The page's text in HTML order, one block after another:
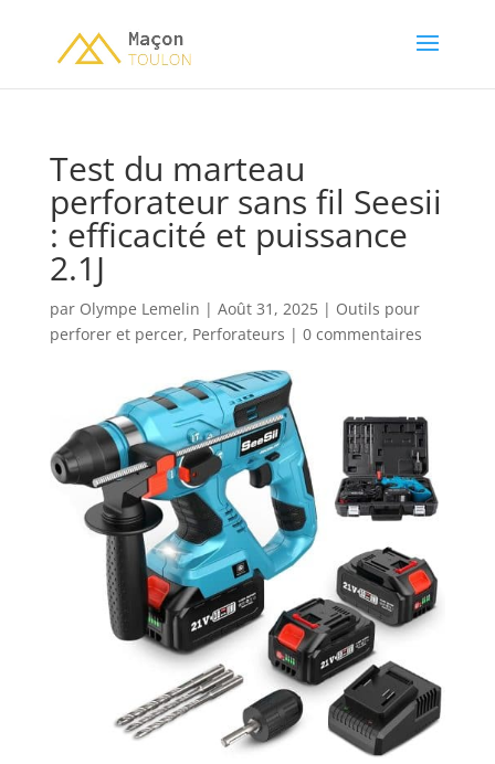
Test du marteau
perforateur sans fil Seesii
: efficacité et puissance
2.1J
par Olympe Lemelin | Août 31, 2025| Outils pour
perforer et percer, Perforateurs | 0 commentaires